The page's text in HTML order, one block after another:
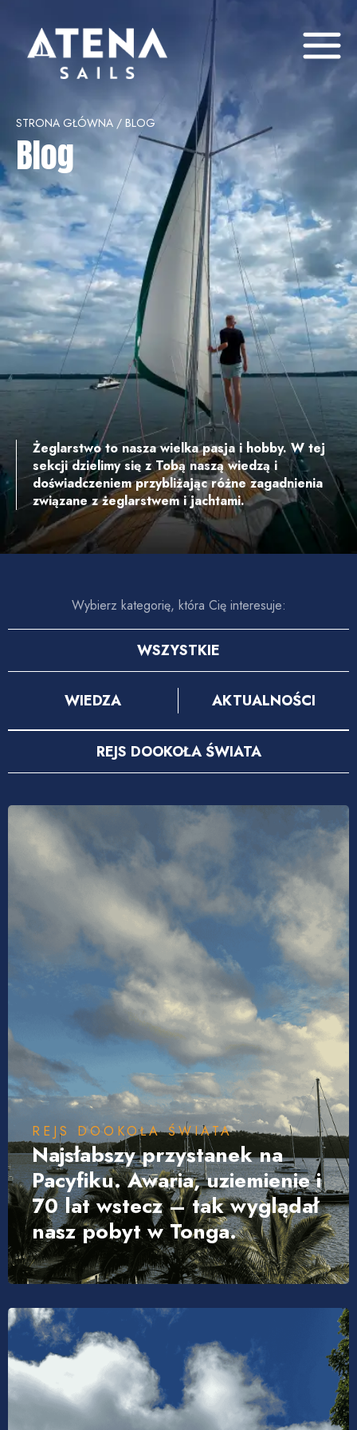
STRONA GŁÓWNA / BLOG
Blog
Żeglarstwoto nasza wielka pasja i hobby. W tej
sekcji dzielimy się z Tobą naszą wiedzą i
doświadczeniem przybliżając różne zagadnienia
związane z żeglarstwem i jachtami.
Wybierz kategorię, która Cię interesuje:
WSZYSTKIE
WIEDZA AKTUALNOŚCI
REJS DOOKOŁA ŚWIATA
REJS DOOKOŁA ŚWIATA
Najsłabszy przystanek na
Pacyfiku. Awaria, uziemienie i
70 lat wstecz – tak wyglądał
nasz pobyt w Tonga.